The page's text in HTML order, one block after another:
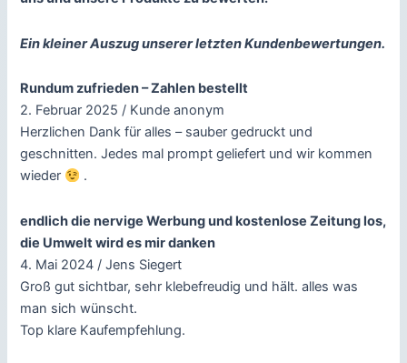
Ein kleiner Auszug unserer letzten Kundenbewertungen.
Rundum zufrieden – Zahlen bestellt
2. Februar 2025 / Kunde anonym
Herzlichen Dank für alles – sauber gedruckt und
geschnitten. Jedes mal prompt geliefert und wir kommen
wieder
.
endlich die nervige Werbung und kostenlose Zeitung los,
die Umwelt wird es mir danken
4. Mai 2024 / Jens Siegert
Groß gut sichtbar, sehr klebefreudig und hält. alles was
man sich wünscht.
Top klare Kaufempfehlung.